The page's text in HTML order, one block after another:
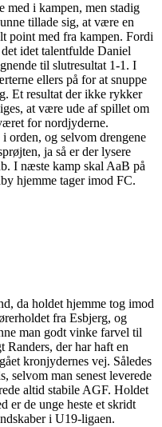
i kampen, men stadig
tillade sig, at være en
point med fra kampen. Fordi
idet talentfulde Daniel
til slutresultat 1-1. I
ellers på for at snuppe
Et resultat der ikke rykker
at være ude af spillet om
for nordjyderne.
orden, og selvom drengene
ja så er der lysere
I næste kamp skal AaB på
hjemme tager imod FC.
da holdet hjemme tog imod
fra Esbjerg, og
man godt vinke farvel til
Randers, der har haft en
kronjydernes vej. Således
selvom man senest leverede
altid stabile AGF. Holdet
er de unge heste et skridt
i U19-ligaen.